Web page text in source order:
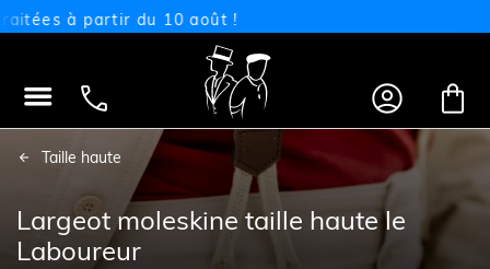
à partir du 10 août !
   
Taille haute
Largeot moleskine taille haute le
Laboureur